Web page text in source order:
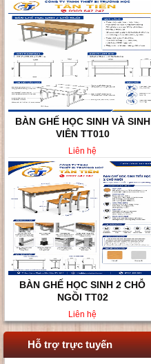
BÀN GHẾ HỌC SINH VÀ SINH
VIÊN TT010
Liên hệ
BÀN GHẾ HỌC SINH 2 CHỖ
NGỒI TT02
Liên hệ
Hỗ trợ trực tuyến